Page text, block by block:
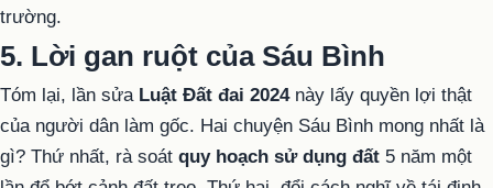
trường.
5. Lời gan ruột của Sáu Bình
Tóm lại, lần sửa Luật Đất đai 2024này lấy quyền lợi thật
của người dân làm gốc. Hai chuyện Sáu Bình mong nhất là
gì? Thứ nhất, rà soát quy hoạch sử dụng đất 5 năm một